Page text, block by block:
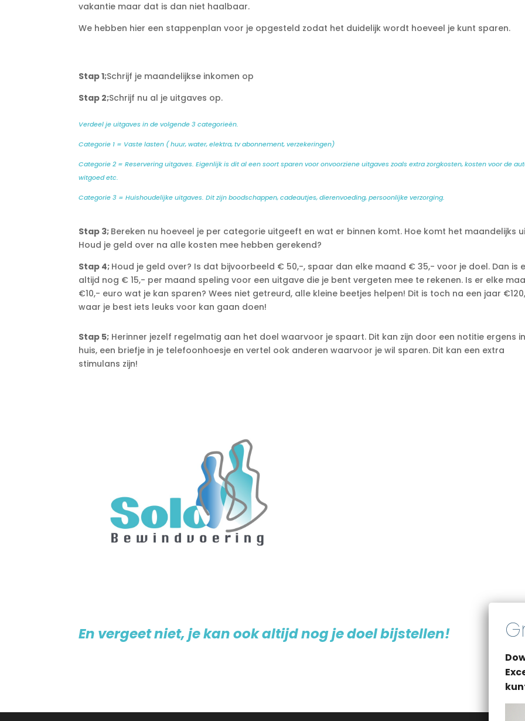
vakantie maar dat is dan niet haalbaar.
We hebben hier een stappenplan voor je opgesteld zodat het duidelijk wordt hoeveel je kunt sparen.
Stap 1;Schrijf je maandelijkse inkomen op
Stap 2;Schrijf nu al je uitgaves op.
Verdeel je uitgaves in de volgende 3 categorieën.
Categorie 1 = Vaste lasten ( huur, water, elektra, tv abonnement, verzekeringen)
Categorie 2 = Reservering uitgaves. Eigenlijk is dit al een soort sparen voor onvoorziene uitgaves zoals extra zorgkosten, kosten voor de
witgoed etc.
Categorie 3 = Huishoudelijke uitgaves. Dit zijn boodschappen, cadeautjes, dierenvoeding, persoonlijke verzorging.
Stap 3; Bereken nu hoeveel je per categorie uitgeeft en wat er binnen komt. Hoe komt het maandelijks
Houd je geld over na alle kosten mee hebben gerekend?
Stap 4; Houd je geld over? Is dat bijvoorbeeld € 50,-, spaar dan elke maand € 35,- voor je doel. Dan is
altijd nog € 15,- per maand speling voor een uitgave die je bent vergeten mee te rekenen. Is er elke
€10,- euro wat je kan sparen? Wees niet getreurd, alle kleine beetjes helpen! Dit is toch na een jaar
waar je best iets leuks voor kan gaan doen!
Stap 5; Herinner jezelf regelmatig aan het doel waarvoor je spaart. Dit kan zijn door een notitie ergens
huis, een briefje in je telefoonhoesje en vertel ook anderen waarvoor je wil sparen. Dit kan een extra
stimulans zijn!
En vergeet niet, je kan ook altijd nog je doel bijstellen!